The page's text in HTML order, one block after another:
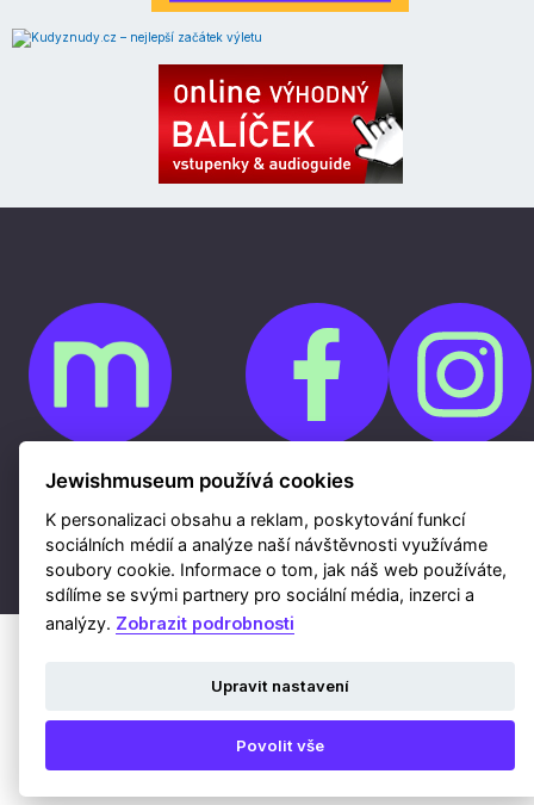
Cookies
Whistleblowing
Kontakty
Mapa webu
Webdesign a hosting Nux s.r.o. | RSS
Jewishmuseum používá cookies
K personalizaci obsahu a reklam, poskytování funkcí
sociálních médií a analýze naší návštěvnosti využíváme
soubory cookie. Informace o tom, jak náš web používáte,
sdílíme se svými partnery pro sociální média, inzerci a
analýzy. Zobrazit podrobnosti
Upravit nastavení
Povolit vše